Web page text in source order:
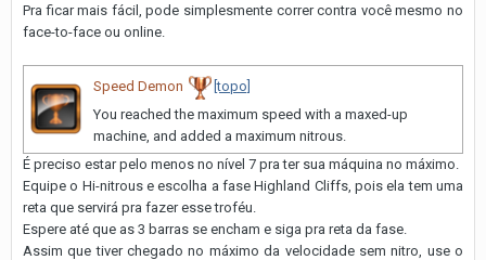
Pra ficar mais fácil, pode simplesmente correr contra você mesmo no
face-to-face ou online.
Speed Demon
[topo]
You reached the maximum speed with a maxed-up
machine, and added a maximum nitrous.
É preciso estar pelo menos no nível 7 pra ter sua máquina no máximo.
Equipe o Hi-nitrous e escolha a fase Highland Cliffs, pois ela tem uma
reta que servirá pra fazer esse troféu.
Espere até que as 3 barras se encham e siga pra reta da fase.
Assim que tiver chegado no máximo da velocidade sem nitro, use o